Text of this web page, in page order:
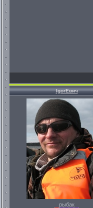
IgorЕвич
рыбак